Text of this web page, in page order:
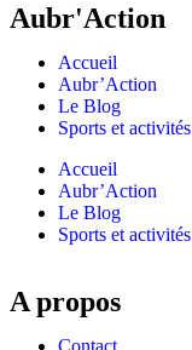
Aubr'Action
Accueil
Aubr’Action
Le Blog
Sports et activités
Accueil
Aubr’Action
Le Blog
Sports et activités
A propos
Contact